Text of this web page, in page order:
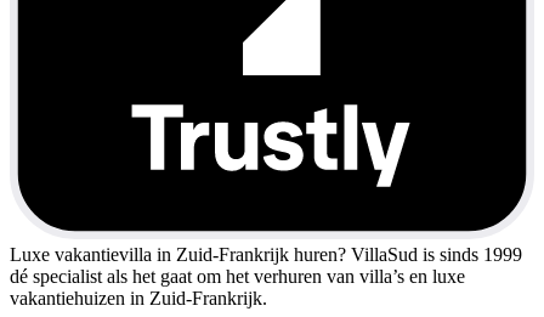
Luxe vakantievilla in Zuid-Frankrijk huren? VillaSud is sinds 1999
dé specialist als het gaat om het verhuren van villa’s en luxe
vakantiehuizen in Zuid-Frankrijk.